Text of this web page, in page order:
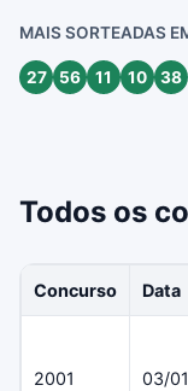
MAIS SORTEADAS
27 56 11 10 38
Todos os
Concurso Data
2001 03/